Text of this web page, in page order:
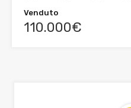
Venduto
110.000€